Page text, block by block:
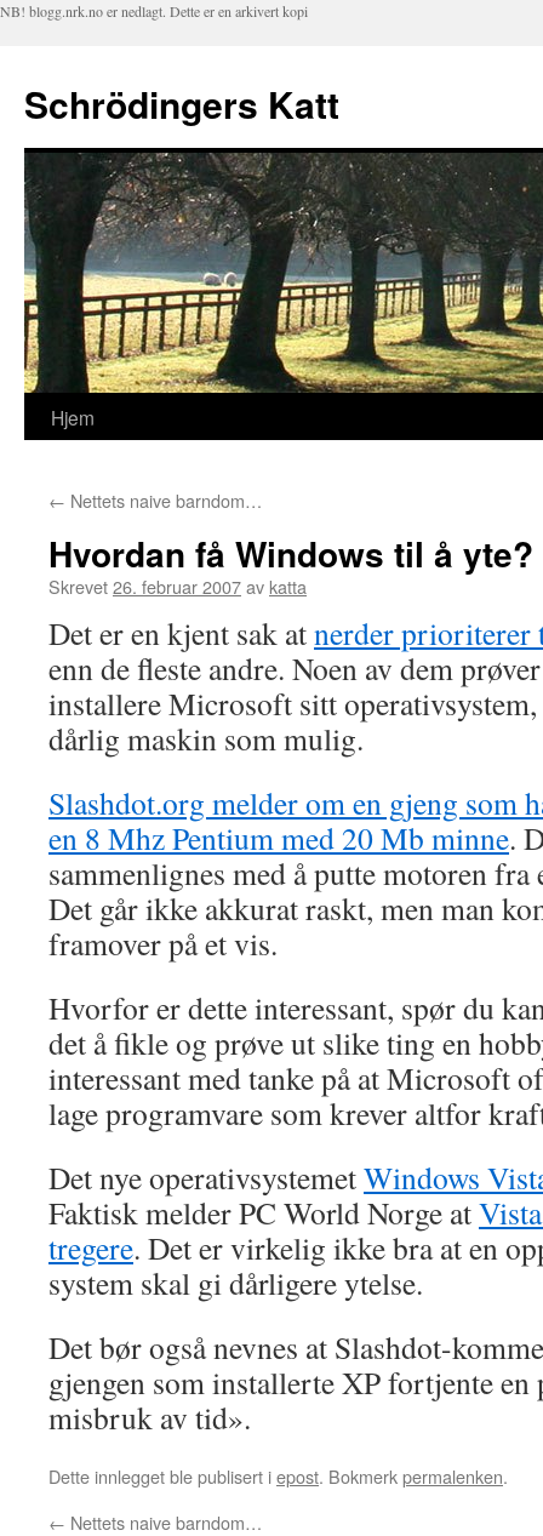
NB! blogg.nrk.no er nedlagt. Dette er en arkivert kopi
Schrödingers Katt
Hopp
innhold
Hjem
← Nettets naive barndom…
Hvordan få Windows til å yte?
Skrevet26. februar 2007av katta
Det er en kjent sak atnerder prioriterer
enn de fleste andre. Noen av dem
installere Microsoft sitt operativsystem,
dårlig maskin som mulig.
Slashdot.org melder om en gjeng som
en 8 Mhz Pentium med 20 Mb minne.
sammenlignes med å putte motoren
Det går ikke akkurat raskt, men man
framover på et vis.
Hvorfor er dette interessant, spør du
det å fikle og prøve ut slike ting en
interessant med tanke på at Microsoft
lage programvare som krever altfor
Det nye operativsystemetWindows
Faktisk melder PC World Norge at
tregere. Det er virkelig ikke bra at en
system skal gi dårligere ytelse.
Det bør også nevnes at Slashdot-
gjengen som installerte XP fortjente
misbruk av tid».
Dette innlegget ble publisert iepost. Bokmerkpermalenken.
← Nettets naive barndom…